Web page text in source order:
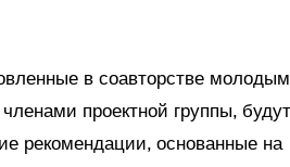
в соавторстве
проектной группы, будут
рекомендации, основанные на